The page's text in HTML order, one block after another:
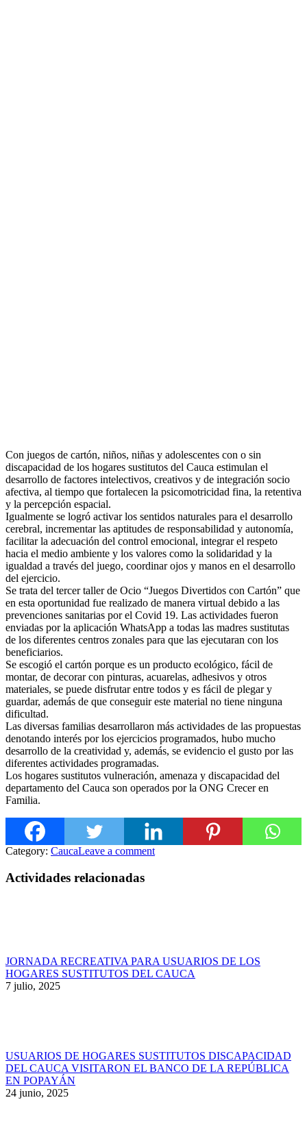
Con juegos de cartón, niños, niñas y adolescentes con o sin
discapacidad de los hogares sustitutos del Cauca estimulan el
desarrollo de factores intelectivos, creativos y de integración socio
afectiva, al tiempo que fortalecen la psicomotricidad fina, la retentiva
y la percepción espacial.
Igualmente se logró activar los sentidos naturales para el desarrollo
cerebral, incrementar las aptitudes de responsabilidad y autonomía,
facilitar la adecuación del control emocional, integrar el respeto
hacia el medio ambiente y los valores como la solidaridad y la
igualdad a través del juego, coordinar ojos y manos en el desarrollo
del ejercicio.
Se trata del tercer taller de Ocio “Juegos Divertidos con Cartón” que
en esta oportunidad fue realizado de manera virtual debido a las
prevenciones sanitarias por el Covid 19. Las actividades fueron
enviadas por la aplicación WhatsApp a todas las madres sustitutas
de los diferentes centros zonales para que las ejecutaran con los
beneficiarios.
Se escogió el cartón porque es un producto ecológico, fácil de
montar, de decorar con pinturas, acuarelas, adhesivos y otros
materiales, se puede disfrutar entre todos y es fácil de plegar y
guardar, además de que conseguir este material no tiene ninguna
dificultad.
Las diversas familias desarrollaron más actividades de las propuestas
denotando interés por los ejercicios programados, hubo mucho
desarrollo de la creatividad y, además, se evidencio el gusto por las
diferentes actividades programadas.
Los hogares sustitutos vulneración, amenaza y discapacidad del
departamento del Cauca son operados por la ONG Crecer en
Familia.
Category: CaucaLeave a comment
Actividades relacionadas
JORNADA RECREATIVA PARA USUARIOS DE LOS
HOGARES SUSTITUTOS DEL CAUCA
7 julio, 2025
USUARIOS DE HOGARES SUSTITUTOS DISCAPACIDAD
DEL CAUCA VISITARON EL BANCO DE LA REPÚBLICA
EN POPAYÁN
24 junio, 2025